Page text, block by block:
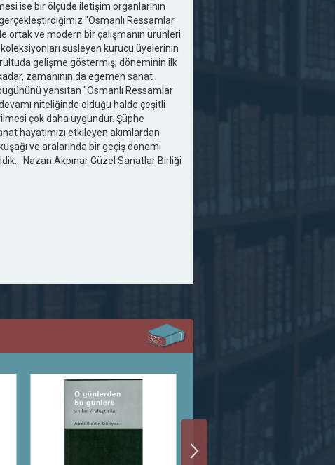
ise bir ölçüde iletişim organlarının
"Osmanlı Ressamlar
ve modern bir çalışmanın ürünleri
süsleyen kurucu üyelerinin
gelişme göstermiş; döneminin ilk
zamanının da egemen sanat
yansıtan "Osmanlı Ressamlar
niteliğinde olduğu halde çeşitli
çok daha uygundur. Şüphe
hayatımızı etkileyen akımlardan
ve aralarında bir geçiş dönemi
Nazan Akpınar Güzel Sanatlar Birliği